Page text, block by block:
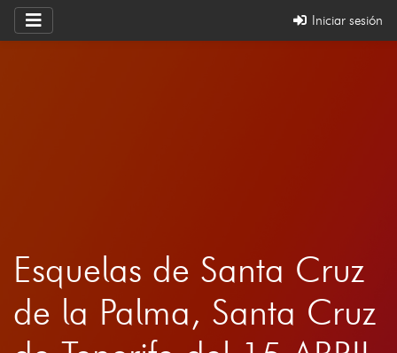
Iniciar sesión
Esquelas de Santa Cruz
de la Palma, Santa Cruz